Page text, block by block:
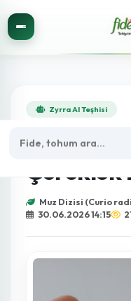
Çelik
30.06.2026 14:15